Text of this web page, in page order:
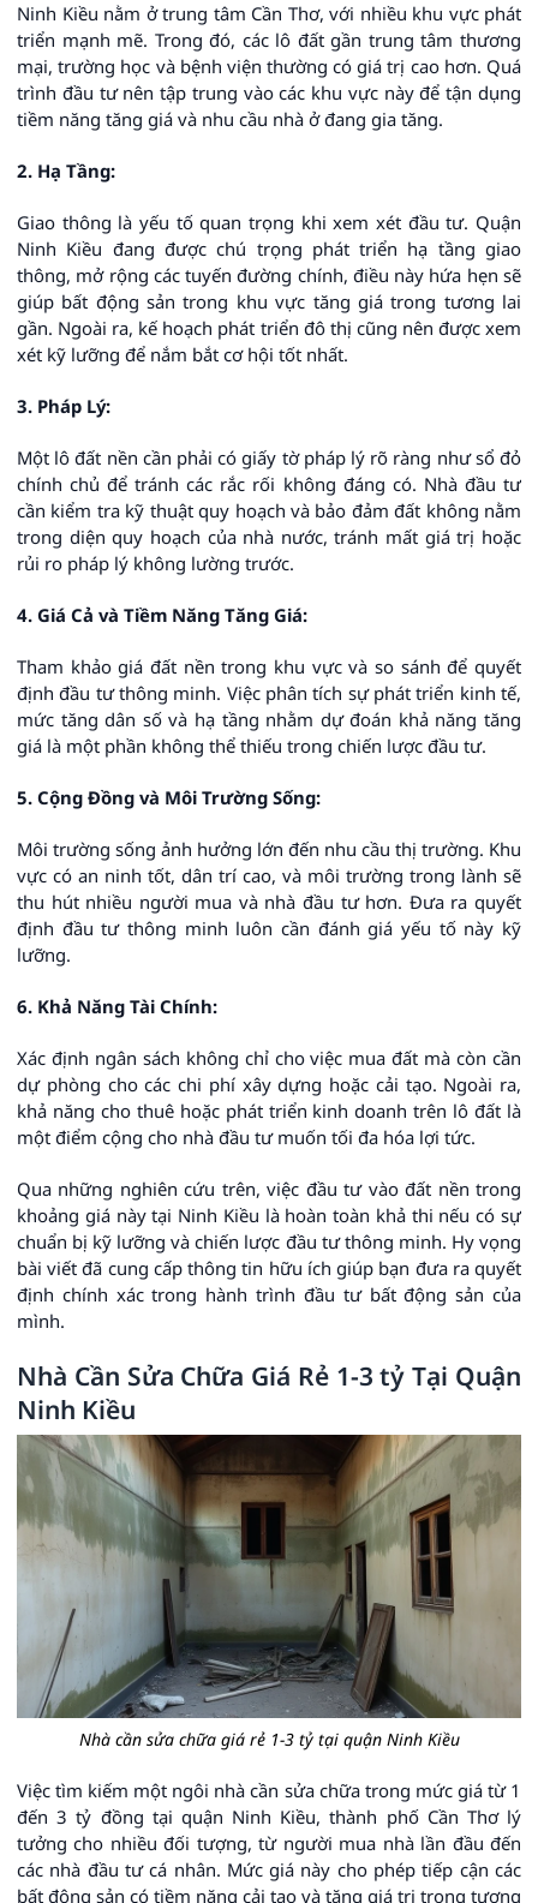
Ninh Kiều nằm ở trung tâm Cần Thơ, với nhiều khu vực phát
triển mạnh mẽ. Trong đó, các lô đất gần trung tâm thương
mại, trường học và bệnh viện thường có giá trị cao hơn. Quá
trình đầu tư nên tập trung vào các khu vực này để tận dụng
tiềm năng tăng giá và nhu cầu nhà ở đang gia tăng.
2. Hạ Tầng:
Giao thông là yếu tố quan trọng khi xem xét đầu tư. Quận
Ninh Kiều đang được chú trọng phát triển hạ tầng giao
thông, mở rộng các tuyến đường chính, điều này hứa hẹn sẽ
giúp bất động sản trong khu vực tăng giá trong tương lai
gần. Ngoài ra, kế hoạch phát triển đô thị cũng nên được xem
xét kỹ lưỡng để nắm bắt cơ hội tốt nhất.
3. Pháp Lý:
Một lô đất nền cần phải có giấy tờ pháp lý rõ ràng như sổ đỏ
chính chủ để tránh các rắc rối không đáng có. Nhà đầu tư
cần kiểm tra kỹ thuật quy hoạch và bảo đảm đất không nằm
trong diện quy hoạch của nhà nước, tránh mất giá trị hoặc
rủi ro pháp lý không lường trước.
4. Giá Cả và Tiềm Năng Tăng Giá:
Tham khảo giá đất nền trong khu vực và so sánh để quyết
định đầu tư thông minh. Việc phân tích sự phát triển kinh tế,
mức tăng dân số và hạ tầng nhằm dự đoán khả năng tăng
giá là một phần không thể thiếu trong chiến lược đầu tư.
5. Cộng Đồng và Môi Trường Sống:
Môi trường sống ảnh hưởng lớn đến nhu cầu thị trường. Khu
vực có an ninh tốt, dân trí cao, và môi trường trong lành sẽ
thu hút nhiều người mua và nhà đầu tư hơn. Đưa ra quyết
định đầu tư thông minh luôn cần đánh giá yếu tố này kỹ
lưỡng.
6. Khả Năng Tài Chính:
Xác định ngân sách không chỉ cho việc mua đất mà còn cần
dự phòng cho các chi phí xây dựng hoặc cải tạo. Ngoài ra,
khả năng cho thuê hoặc phát triển kinh doanh trên lô đất là
một điểm cộng cho nhà đầu tư muốn tối đa hóa lợi tức.
Qua những nghiên cứu trên, việc đầu tư vào đất nền trong
khoảng giá này tại Ninh Kiều là hoàn toàn khả thi nếu có sự
chuẩn bị kỹ lưỡng và chiến lược đầu tư thông minh. Hy vọng
bài viết đã cung cấp thông tin hữu ích giúp bạn đưa ra quyết
định chính xác trong hành trình đầu tư bất động sản của
mình.
Nhà Cần Sửa Chữa Giá Rẻ 1-3 tỷ Tại Quận
Ninh Kiều
Nhà cần sửa chữa giá rẻ 1-3 tỷ tại quận Ninh Kiều
Việc tìm kiếm một ngôi nhà cần sửa chữa trong mức giá từ 1
đến 3 tỷ đồng tại quận Ninh Kiều, thành phố Cần Thơ lý
tưởng cho nhiều đối tượng, từ người mua nhà lần đầu đến
các nhà đầu tư cá nhân. Mức giá này cho phép tiếp cận các
bất động sản có tiềm năng cải tạo và tăng giá trị trong tương